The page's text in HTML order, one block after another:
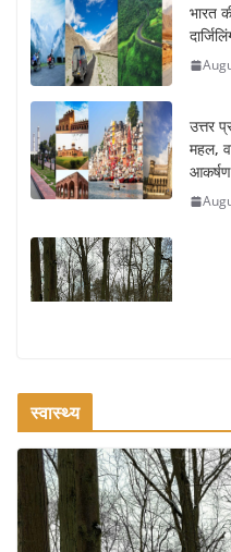
भारत
उत्तर
महल,
आकर्षण
ऑफबीट समर डेस्टिनेशन:
दूर छुट्टियां
August 2, 2026 1
स्वास्थ्य